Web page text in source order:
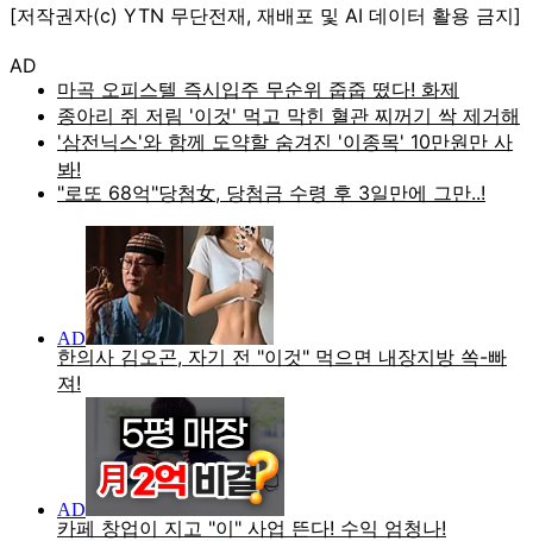
[저작권자(c) YTN 무단전재, 재배포 및 AI 데이터 활용 금지]
AD